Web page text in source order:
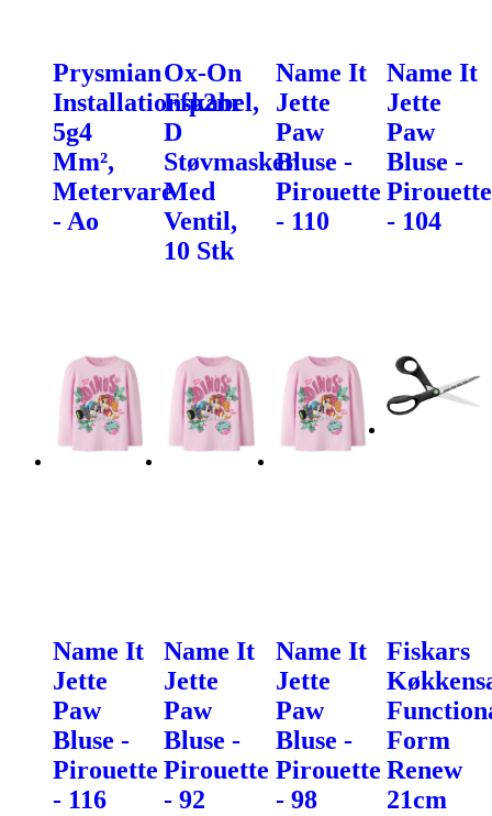
Prysmian
Installationskabel,
5g4
Mm²,
Metervare
- Ao
Ox-On
Ffp2nr
D
Støvmasker
Med
Ventil,
10 Stk
Name It
Jette
Paw
Bluse -
Pirouette
- 110
Name It
Jette
Paw
Bluse -
Pirouette
- 104
Name It
Jette
Paw
Bluse -
Pirouette
- 116
Name It
Jette
Paw
Bluse -
Pirouette
- 92
Name It
Jette
Paw
Bluse -
Pirouette
- 98
Fiskars
Form
Renew
21cm